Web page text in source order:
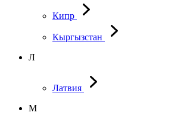
Кипр
Кыргызстан
Л
Латвия
М